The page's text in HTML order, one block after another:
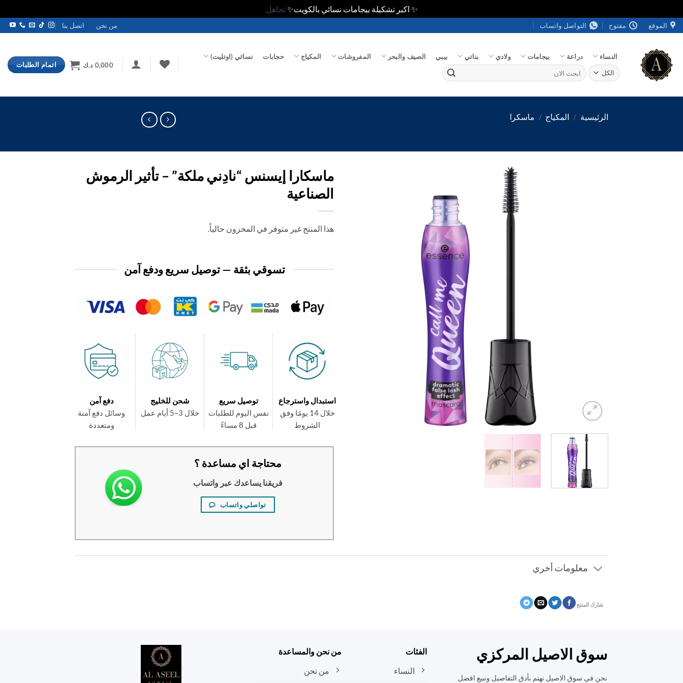
✨ اكبر تشكيلة بيجامات نسائي بالكويت✨تجاهل
تخطي
للمحتوى
الموقع مفتوح التواصل واتساب من نحن اتصل بنا
النساء دراعة بيجامات ولادي بناتي بيبي الصيف والبحر المفروشات المكياج حجابات نسائي (اوتليت)
البحث
عن:
0,000 د.ك اتمام الطلبات
الرئيسية / المكياج / ماسكرا
ماسكارا إيسنس “نادِني ملكة” – تأثير الرموش
الصناعية
هذا المنتج غير متوفر في المخزون حالياً.
تسوقي بثقة — توصيل سريع ودفع آمن
استبدال واسترجاع
خلال 14 يومًا وفق
الشروط
توصيل سريع
نفس اليوم للطلبات
قبل 8 مساءً
شحن للخليج
خلال 3–5 أيام عمل
دفع آمن
وسائل دفع آمنة
ومتعددة
محتاجة اي مساعدة ؟
فريقنا يساعدك عبر واتساب
تواصلي واتساب
معلومات أخري
شارك المنتج
سوق الاصيل المركزي
نحن في سوق الاصيل نهتم بأدق التفاصيل ونبيع افضل
الفئات
النساء
من نحن والمساعدة
من نحن